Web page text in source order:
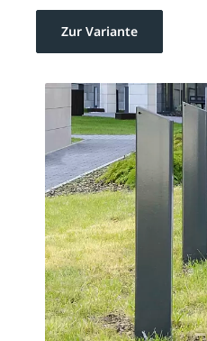
Zur Variante